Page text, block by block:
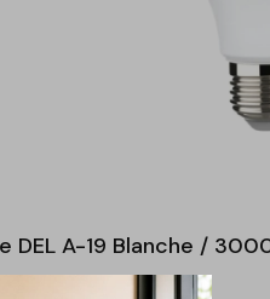
DEL A-19 Blanche /